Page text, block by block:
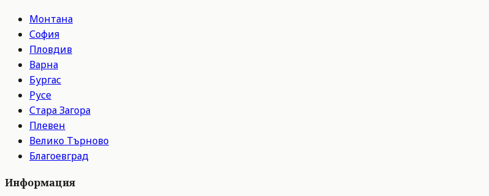
Монтана
София
Пловдив
Варна
Бургас
Русе
Стара Загора
Плевен
Велико Търново
Благоевград
Информация